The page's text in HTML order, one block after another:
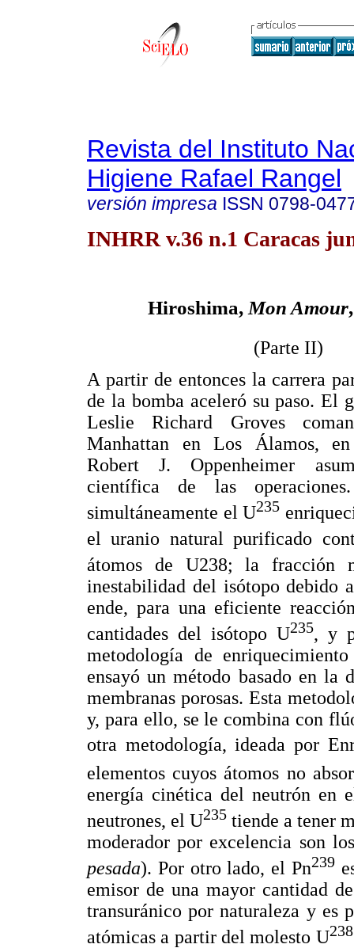
Revista del Instituto
Higiene Rafael Rangel
versión impresa ISSN 0798-
INHRR v.36 n.1 Caracas
Hiroshima, Mon Amour
(Parte II)
A partir de entonces la carrera
de la bomba aceleró su paso. El
Leslie Richard Groves
Manhattan en Los Álamos,
Robert J. Oppenheimer
científica de las
simultáneamente el U235
el uranio natural purificado
átomos de U238; la fracción
inestabilidad del isótopo debido
ende, para una eficiente
cantidades del isótopo U235, y
metodología de
ensayó un método basado en
membranas porosas. Esta
y, para ello, se le combina con
otra metodología, ideada por
elementos cuyos átomos no
energía cinética del neutrón en
neutrones, el U235 tiende a tener
moderador por excelencia son
pesada). Por otro lado, el Pn239
emisor de una mayor cantidad
transuránico por naturaleza y es
atómicas a partir del molesto U238